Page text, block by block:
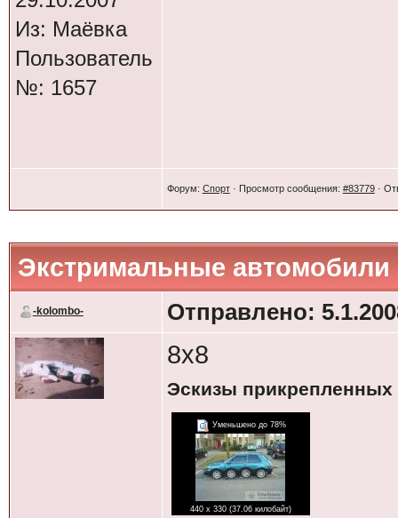
Из: Маёвка
Пользователь
№: 1657
Форум: Спорт· Просмотр сообщения: #83779·
Экстримальные автомобили
-kolombo- Отправлено:
8x8
Эскизы прикрепленных
Уменьшено до 78%
440 x 330 (37.06 килобайт)